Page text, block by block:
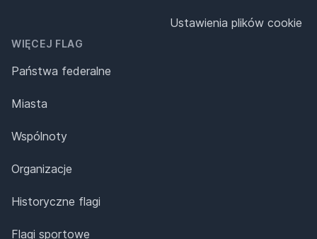
WIĘCEJ FLAG
Państwa federalne
Miasta
Wspólnoty
Organizacje
Historyczne flagi
Flagi sportowe
Ustawienia plików cookie